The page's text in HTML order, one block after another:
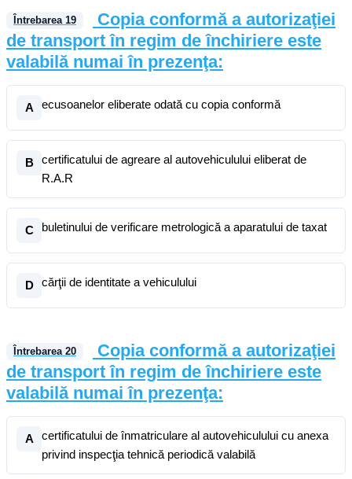
Întrebarea 19
Copia conformă a autorizaţiei
de transport în regim de închiriere este
valabilă numai în prezenţa:
A ecusoanelor eliberate odată cu copia conformă
B
certificatului de agreare al autovehiculului eliberat de
R.A.R
C buletinului de verificare metrologică a aparatului de taxat
D cărţii de identitate a vehiculului
Întrebarea 20
Copia conformă a autorizaţiei
de transport în regim de închiriere este
valabilă numai în prezenţa:
A
certificatului de înmatriculare al autovehiculului cu anexa
privind inspecţia tehnică periodică valabilă